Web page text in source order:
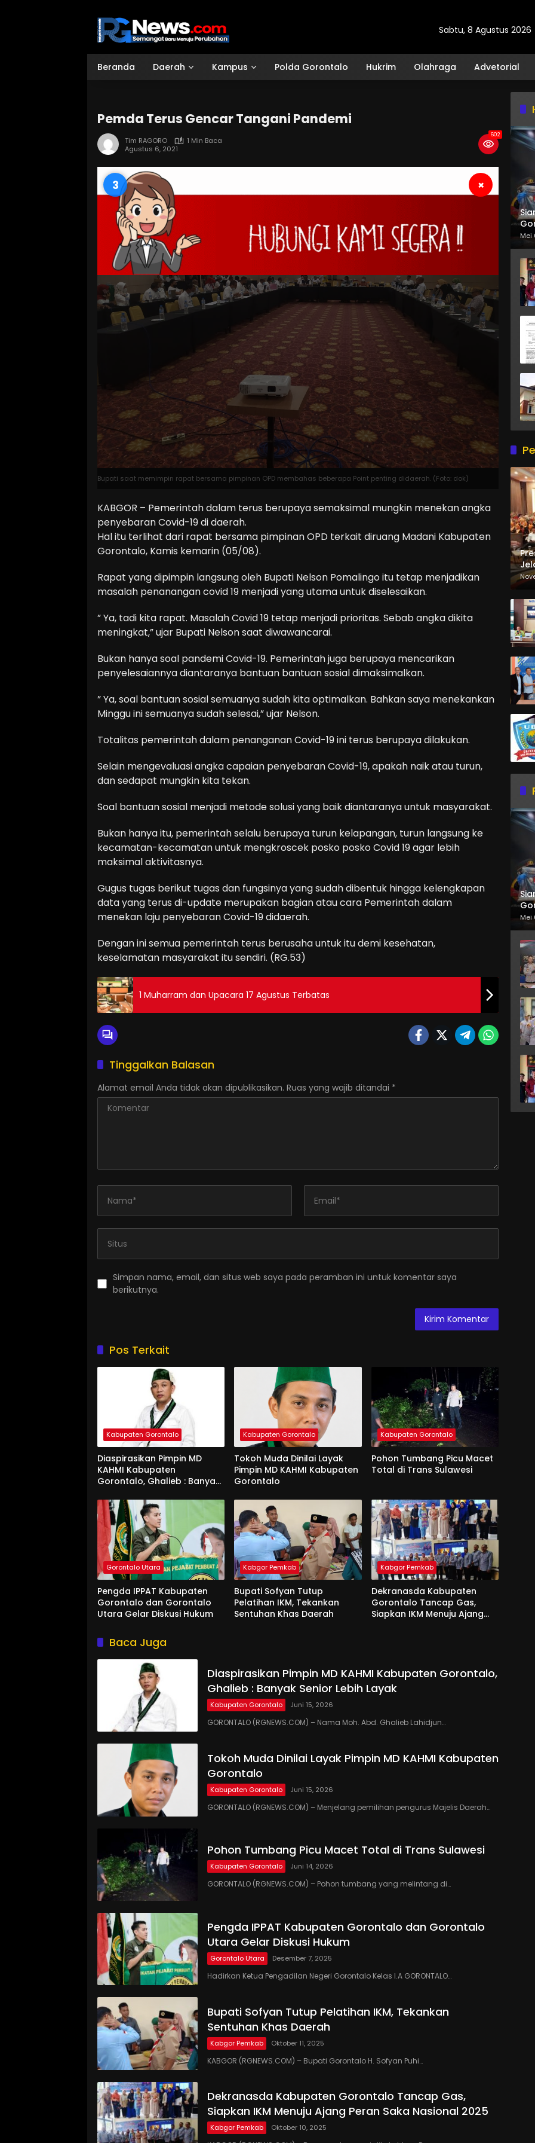
Sabtu, 8 Agustus 2026
Beranda Daerah Kampus Polda Gorontalo Hukrim Olahraga Advetorial
Pemda Terus Gencar Tangani Pandemi
Tim RAGORO
1 Min Baca
Agustus 6, 2021
602
2 ×
Bupati saat memimpin rapat bersama pimpinan OPD membahas beberapa Point penting didaerah. (Foto: dok)
KABGOR – Pemerintah dalam terus berupaya semaksimal mungkin menekan angka
penyebaran Covid-19 di daerah.
Hal itu terlihat dari rapat bersama pimpinan OPD terkait diruang Madani Kabupaten
Gorontalo, Kamis kemarin (05/08).
Rapat yang dipimpin langsung oleh Bupati Nelson Pomalingo itu tetap menjadikan
masalah penanangan covid 19 menjadi yang utama untuk diselesaikan.
” Ya, tadi kita rapat. Masalah Covid 19 tetap menjadi prioritas. Sebab angka dikita
meningkat,” ujar Bupati Nelson saat diwawancarai.
Bukan hanya soal pandemi Covid-19. Pemerintah juga berupaya mencarikan
penyelesaiannya diantaranya bantuan bantuan sosial dimaksimalkan.
” Ya, soal bantuan sosial semuanya sudah kita optimalkan. Bahkan saya menekankan
Minggu ini semuanya sudah selesai,” ujar Nelson.
Totalitas pemerintah dalam penanganan Covid-19 ini terus berupaya dilakukan.
Selain mengevaluasi angka capaian penyebaran Covid-19, apakah naik atau turun,
dan sedapat mungkin kita tekan.
Soal bantuan sosial menjadi metode solusi yang baik diantaranya untuk masyarakat.
Bukan hanya itu, pemerintah selalu berupaya turun kelapangan, turun langsung ke
kecamatan-kecamatan untuk mengkroscek posko posko Covid 19 agar lebih
maksimal aktivitasnya.
Gugus tugas berikut tugas dan fungsinya yang sudah dibentuk hingga kelengkapan
data yang terus di-update merupakan bagian atau cara Pemerintah dalam
menekan laju penyebaran Covid-19 didaerah.
Dengan ini semua pemerintah terus berusaha untuk itu demi kesehatan,
keselamatan masyarakat itu sendiri. (RG.53)
1 Muharram dan Upacara 17 Agustus Terbatas
Tinggalkan Balasan
Alamat email Anda tidak akan dipublikasikan. Ruas yang wajib ditandai *
Simpan nama, email, dan situs web saya pada peramban ini untuk komentar saya
berikutnya.
Pos Terkait
Kabupaten Gorontalo
Diaspirasikan Pimpin MD
KAHMI Kabupaten
Gorontalo, Ghalieb : Banyak
Kabupaten Gorontalo
Tokoh Muda Dinilai Layak
Pimpin MD KAHMI Kabupaten
Gorontalo
Kabupaten Gorontalo
Pohon Tumbang Picu Macet
Total di Trans Sulawesi
Gorontalo Utara
Pengda IPPAT Kabupaten
Gorontalo dan Gorontalo
Utara Gelar Diskusi Hukum
Kabgor Pemkab
Bupati Sofyan Tutup
Pelatihan IKM, Tekankan
Sentuhan Khas Daerah
Kabgor Pemkab
Dekranasda Kabupaten
Gorontalo Tancap Gas,
Siapkan IKM Menuju Ajang
Baca Juga
Diaspirasikan Pimpin MD KAHMI Kabupaten Gorontalo,
Ghalieb : Banyak Senior Lebih Layak
Kabupaten Gorontalo Juni 15, 2026
GORONTALO (RGNEWS.COM) – Nama Moh. Abd. Ghalieb Lahidjun…
Tokoh Muda Dinilai Layak Pimpin MD KAHMI Kabupaten
Gorontalo
Kabupaten Gorontalo Juni 15, 2026
GORONTALO (RGNEWS.COM) – Menjelang pemilihan pengurus Majelis Daerah…
Pohon Tumbang Picu Macet Total di Trans Sulawesi
Kabupaten Gorontalo Juni 14, 2026
GORONTALO (RGNEWS.COM) – Pohon tumbang yang melintang di…
Pengda IPPAT Kabupaten Gorontalo dan Gorontalo
Utara Gelar Diskusi Hukum
Gorontalo Utara Desember 7, 2025
Hadirkan Ketua Pengadilan Negeri Gorontalo Kelas I.A GORONTALO…
Bupati Sofyan Tutup Pelatihan IKM, Tekankan
Sentuhan Khas Daerah
Kabgor Pemkab Oktober 11, 2025
KABGOR (RGNEWS.COM) – Bupati Gorontalo H. Sofyan Puhi…
Dekranasda Kabupaten Gorontalo Tancap Gas,
Siapkan IKM Menuju Ajang Peran Saka Nasional 2025
Kabgor Pemkab Oktober 10, 2025
Mei
Mei